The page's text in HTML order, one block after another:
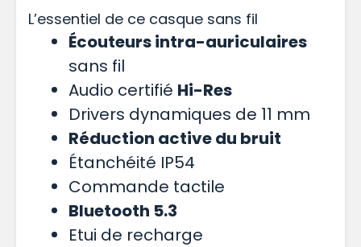
L’essentiel de ce casque sans fil
Écouteurs intra-auriculaires
sans fil
Audio certifié Hi-Res
Drivers dynamiques de 11 mm
Réduction active du bruit
Étanchéité IP54
Commande tactile
Bluetooth 5.3
Etui de recharge